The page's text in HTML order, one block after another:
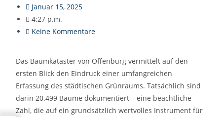
Januar 15, 2025
4:27 p.m.
Keine Kommentare
Das Baumkataster von Offenburg vermittelt auf den
ersten Blick den Eindruck einer umfangreichen
Erfassung des städtischen Grünraums. Tatsächlich sind
darin 20.499 Bäume dokumentiert – eine beachtliche
Zahl, die auf ein grundsätzlich wertvolles Instrument für